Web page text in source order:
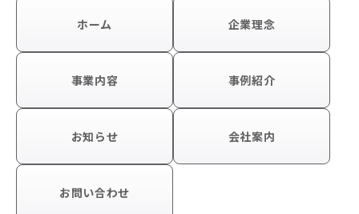
ホーム 企業理念
事業内容 事例紹介
お知らせ 会社案内
お問い合わせ